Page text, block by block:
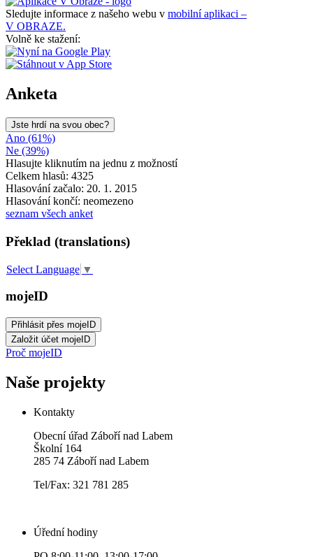
Sledujte informace z našeho webu v mobilní aplikaci –
V OBRAZE.
Volně ke stažení:
Anketa
Jste hrdí na svou obec?
Ano (61%)
Ne (39%)
Hlasujte kliknutím na jednu z možností
Celkem hlasů: 4325
Hlasování začalo: 20. 1. 2015
Hlasování končí: neomezeno
seznam všech anket
Překlad (translations)
Select Language ▼
mojeID
Proč mojeID
Naše projekty
Kontakty
Obecní úřad Záboří nad Labem
Školní 164
285 74 Záboří nad Labem
Tel/Fax: 321 781 285
Úřední hodiny